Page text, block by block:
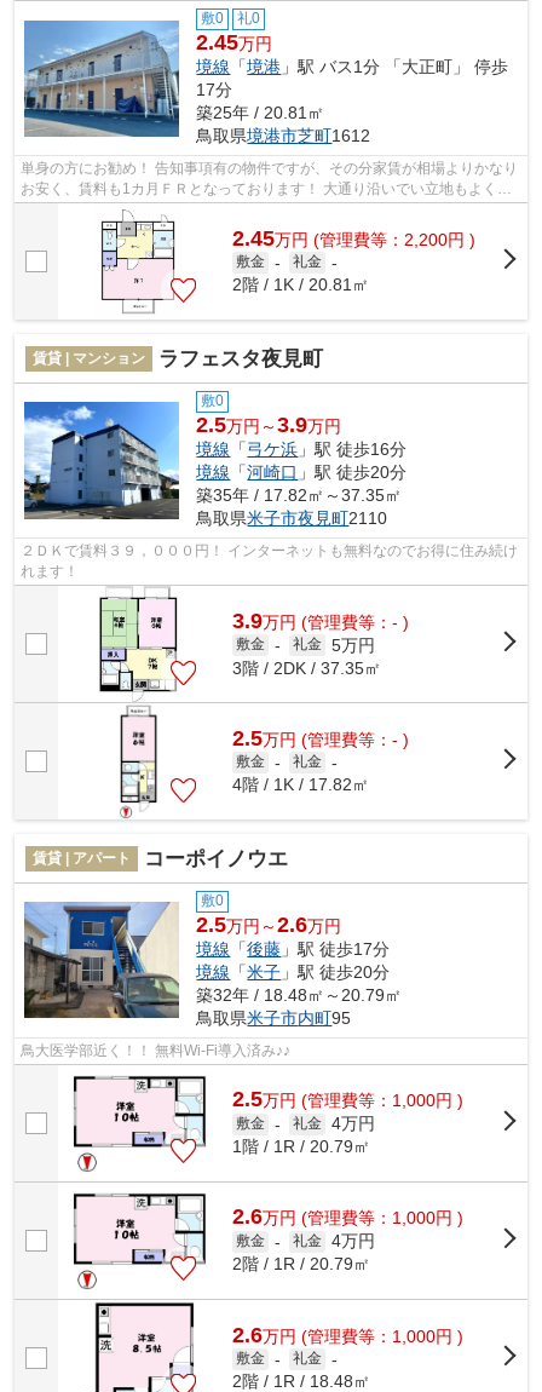
敷0 礼0
2.45万円
境線 「境港 」駅 バス1分 「大正町」 停歩
17分
築25年 / 20.81㎡
鳥取県境港市芝町1612
単身の方にお勧め！ 告知事項有の物件ですが、その分家賃が相場よりかなり
お安く、賃料も1カ月ＦＲとなっております！ 大通り沿いでい立地もよく過
ごしやすい環境です！
2.45万円 (管理費等：2,200円 )
敷金 - 礼金 -
2階 / 1K / 20.81㎡
賃貸 | マンション ラフェスタ夜見町
敷0
2.5万円～3.9万円
境線 「弓ケ浜 」駅 徒歩16分
境線 「河崎口 」駅 徒歩20分
築35年 / 17.82㎡～37.35㎡
鳥取県米子市夜見町2110
２ＤＫで賃料３９，０００円！ インターネットも無料なのでお得に住み続け
れます！
3.9万円 (管理費等：- )
敷金 - 礼金 5万円
3階 / 2DK / 37.35㎡
2.5万円 (管理費等：- )
敷金 - 礼金 -
4階 / 1K / 17.82㎡
賃貸 | アパート コーポイノウエ
敷0
2.5万円～2.6万円
境線 「後藤 」駅 徒歩17分
境線 「米子 」駅 徒歩20分
築32年 / 18.48㎡～20.79㎡
鳥取県米子市内町95
鳥大医学部近く！！ 無料Wi-Fi導入済み♪♪
2.5万円 (管理費等：1,000円 )
敷金 - 礼金 4万円
1階 / 1R / 20.79㎡
2.6万円 (管理費等：1,000円 )
敷金 - 礼金 4万円
2階 / 1R / 20.79㎡
2.6万円 (管理費等：1,000円 )
敷金 - 礼金 -
2階 / 1R / 18.48㎡